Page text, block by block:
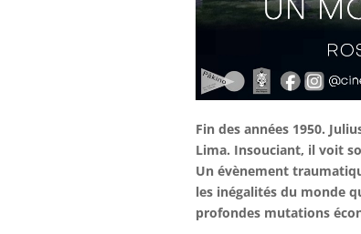
Fin des années 1950.
Lima. Insouciant, il voit
Un évènement
les inégalités du monde
profondes mutations